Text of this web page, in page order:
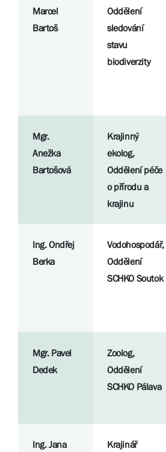
Marcel
Bartoš
Oddělení
sledování
stavu
biodiverzity
Mgr.
Anežka
Bartošová
Krajinný
ekolog,
Oddělení péče
o přírodu a
krajinu
Ing. Ondřej
Berka
Vodohospodář,
Oddělení
SCHKO Soutok
Mgr. Pavel
Dedek
Zoolog,
Oddělení
SCHKO Pálava
Ing. Jana Krajinář